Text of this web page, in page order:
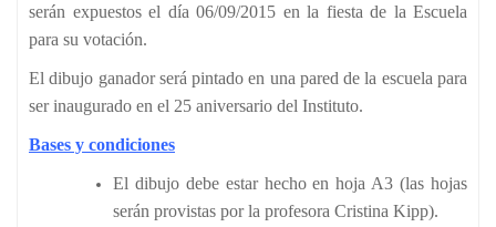
serán expuestos el día 06/09/2015 en la fiesta de la Escuela
para su votación.
El dibujo ganador será pintado en una pared de la escuela para
ser inaugurado en el 25 aniversario del Instituto.
Bases y condiciones
El dibujo debe estar hecho en hoja A3 (las hojas
serán provistas por la profesora Cristina Kipp).